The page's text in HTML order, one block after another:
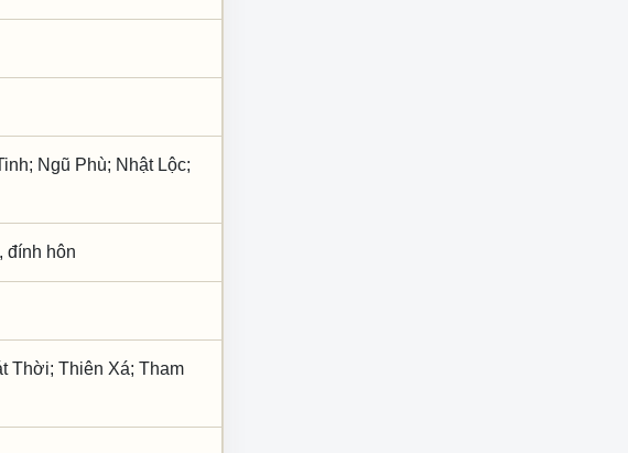
Ngũ Phù; Nhật Lộc;
đính hôn
Thời; Thiên Xá; Tham